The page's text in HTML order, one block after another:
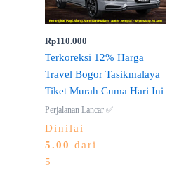
Rp110.000
Terkoreksi 12% Harga
Travel Bogor Tasikmalaya
Tiket Murah Cuma Hari Ini
Perjalanan Lancar ✅
Dinilai
5.00 dari
5